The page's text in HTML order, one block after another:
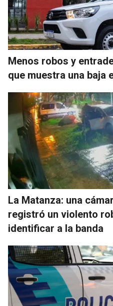
Menos robos y
que muestra una baja
La Matanza: una
registró un violento
identificar a la banda